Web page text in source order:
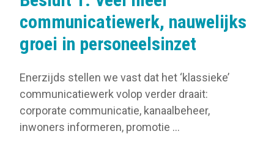
communicatiewerk, nauwelijks
groei in personeelsinzet
Enerzijds stellen we vast dat het ‘klassieke’
communicatiewerk volop verder draait:
corporate communicatie, kanaalbeheer,
inwoners informeren, promotie …